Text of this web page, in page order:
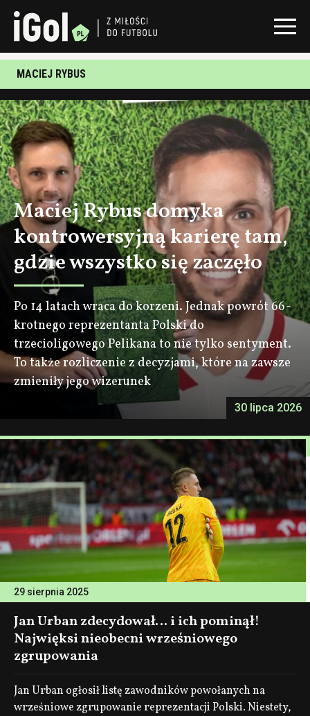
MACIEJ RYBUS
30 lipca 2026
Maciej Rybus domyka
kontrowersyjną karierę tam,
gdzie wszystko się zaczęło
Po 14 latach wraca do korzeni. Jednak powrót 66-
krotnego reprezentanta Polski do
trzecioligowego Pelikana to nie tylko sentyment.
To także rozliczenie z decyzjami, które na zawsze
zmieniły jego wizerunek
29 sierpnia 2025
Jan Urban zdecydował… i ich pominął!
Najwięksi nieobecni wrześniowego
zgrupowania
Jan Urban ogłosił listę zawodników powołanych na
wrześniowe zgrupowanie reprezentacji Polski. Niestety,